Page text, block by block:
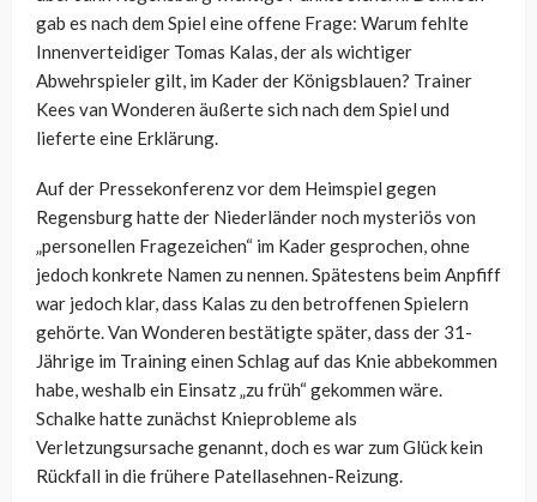
gab es nach dem Spiel eine offene Frage: Warum fehlte
Innenverteidiger Tomas Kalas, der als wichtiger
Abwehrspieler gilt, im Kader der Königsblauen? Trainer
Kees van Wonderen äußerte sich nach dem Spiel und
lieferte eine Erklärung.
Auf der Pressekonferenz vor dem Heimspiel gegen
Regensburg hatte der Niederländer noch mysteriös von
„personellen Fragezeichen“ im Kader gesprochen, ohne
jedoch konkrete Namen zu nennen. Spätestens beim Anpfiff
war jedoch klar, dass Kalas zu den betroffenen Spielern
gehörte. Van Wonderen bestätigte später, dass der 31-
Jährige im Training einen Schlag auf das Knie abbekommen
habe, weshalb ein Einsatz „zu früh“ gekommen wäre.
Schalke hatte zunächst Knieprobleme als
Verletzungsursache genannt, doch es war zum Glück kein
Rückfall in die frühere Patellasehnen-Reizung.